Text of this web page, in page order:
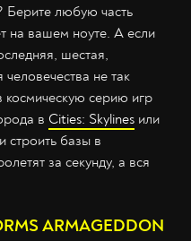
Берите любую часть
на вашем ноуте. А если
шестая,
не так
космическую серию игр
в Cities: Skylines или
строить базы в
за секунду, а вся
ARMAGEDDON